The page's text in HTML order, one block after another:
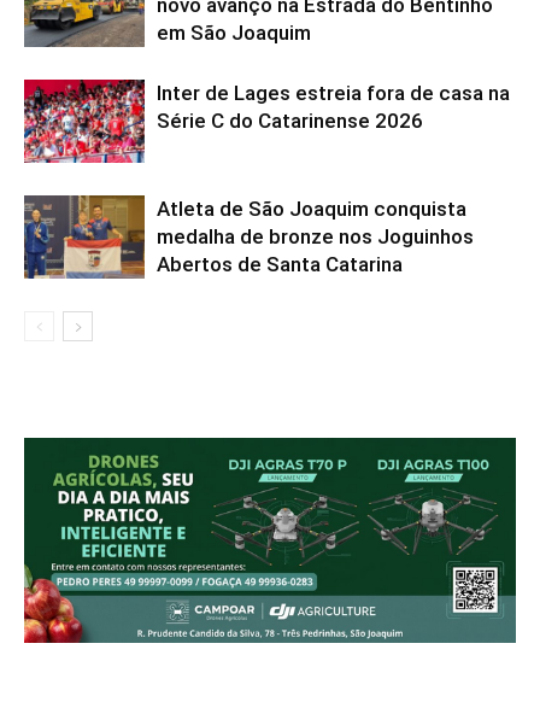
novo avanço na Estrada do Bentinho
em São Joaquim
Inter de Lages estreia fora de casa na
Série C do Catarinense 2026
Atleta de São Joaquim conquista
medalha de bronze nos Joguinhos
Abertos de Santa Catarina